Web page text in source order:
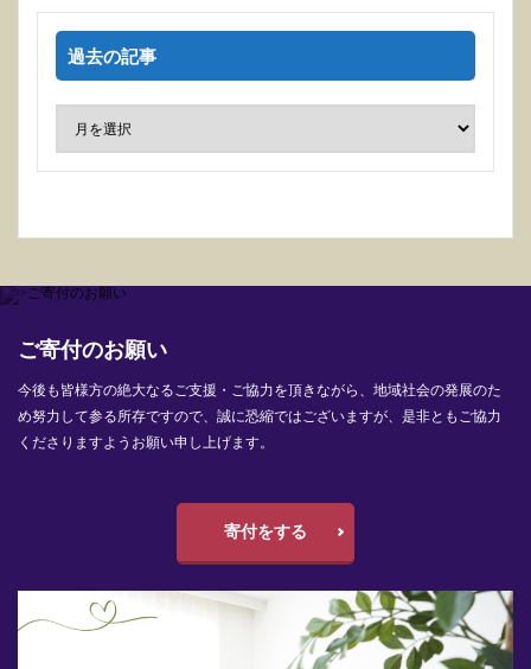
過去の記事
ご寄付のお願い
今後も皆様方の絶大なるご支援・ご協力を頂きながら、地域社会の発展のた
め努力して参る所存ですので、誠に恐縮ではございますが、是非ともご協力
くださりますようお願い申し上げます。
寄付をする